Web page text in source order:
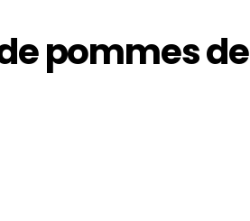
pommes de